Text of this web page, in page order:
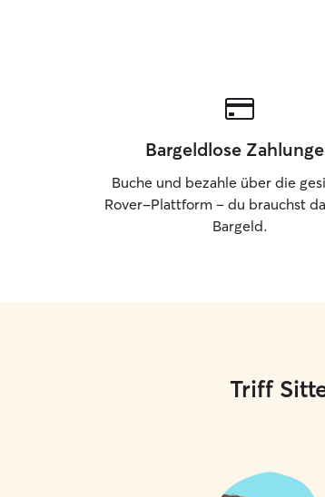
Bargeldlose
Buche und bezahle über die
Rover-Plattform – du brauchst
Bargeld.
Triff